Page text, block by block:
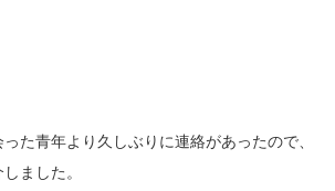
た青年より久しぶりに連絡があったので、
ました。